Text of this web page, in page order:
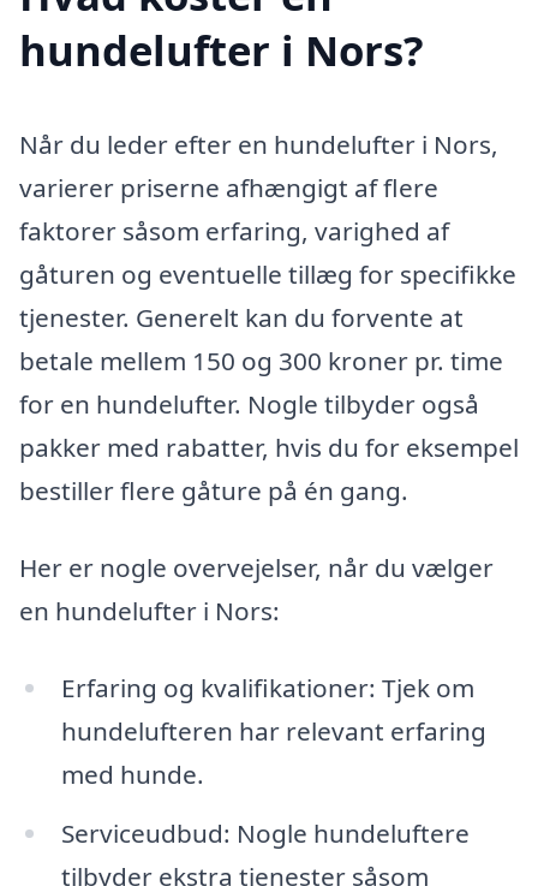
hundelufter i Nors?
Når du leder efter en hundelufter i Nors,
varierer priserne afhængigt af flere
faktorer såsom erfaring, varighed af
gåturen og eventuelle tillæg for specifikke
tjenester. Generelt kan du forvente at
betale mellem 150 og 300 kroner pr. time
for en hundelufter. Nogle tilbyder også
pakker med rabatter, hvis du for eksempel
bestiller flere gåture på én gang.
Her er nogle overvejelser, når du vælger
en hundelufter i Nors:
Erfaring og kvalifikationer: Tjek om
hundelufteren har relevant erfaring
med hunde.
Serviceudbud: Nogle hundeluftere
tilbyder ekstra tjenester såsom